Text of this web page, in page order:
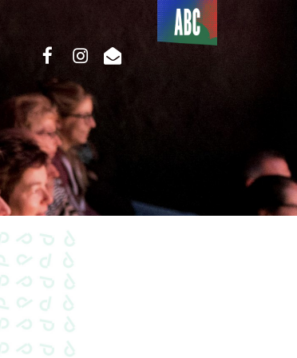
Du côté
de l’ABC
facebookinstagram
email